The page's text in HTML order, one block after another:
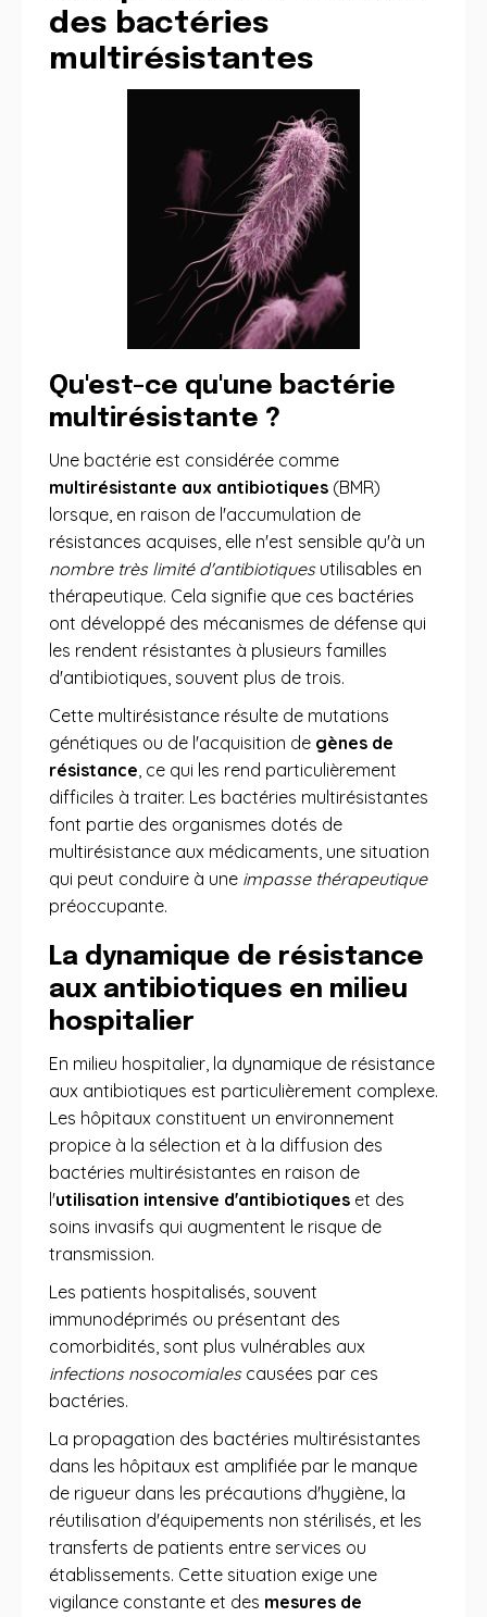
des bactéries
multirésistantes
Qu'est-ce qu'une bactérie
multirésistante ?
Une bactérie est considérée comme
multirésistante aux antibiotiques (BMR)
lorsque, en raison de l'accumulation de
résistances acquises, elle n'est sensible qu'à un
nombre très limité d'antibiotiquesutilisables en
thérapeutique. Cela signifie que ces bactéries
ont développé des mécanismes de défense qui
les rendent résistantes à plusieurs familles
d'antibiotiques, souvent plus de trois.
Cette multirésistance résulte de mutations
génétiques ou de l'acquisition de gènes de
résistance, ce qui les rend particulièrement
difficiles à traiter. Les bactéries multirésistantes
font partie des organismes dotés de
multirésistance aux médicaments, une situation
qui peut conduire à une impasse thérapeutique
préoccupante.
La dynamique de résistance
aux antibiotiques en milieu
hospitalier
En milieu hospitalier, la dynamique de résistance
aux antibiotiques est particulièrement complexe.
Les hôpitaux constituent un environnement
propice à la sélection et à la diffusion des
bactéries multirésistantes en raison de
l'utilisation intensive d'antibiotiques et des
soins invasifs qui augmentent le risque de
transmission.
Les patients hospitalisés, souvent
immunodéprimés ou présentant des
comorbidités, sont plus vulnérables aux
infections nosocomialescausées par ces
bactéries.
La propagation des bactéries multirésistantes
dans les hôpitaux est amplifiée par le manque
de rigueur dans les précautions d'hygiène, la
réutilisation d'équipements non stérilisés, et les
transferts de patients entre services ou
établissements. Cette situation exige une
vigilance constante et des mesures de